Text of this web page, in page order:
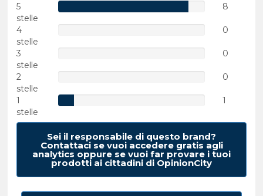
5
stelle
8
4
stelle
0
3
stelle
0
2
stelle
0
1
stelle
1
Sei il responsabile di questo brand?
Contattaci se vuoi accedere gratis agli
analytics oppure se vuoi far provare i tuoi
prodotti ai cittadini di OpinionCity